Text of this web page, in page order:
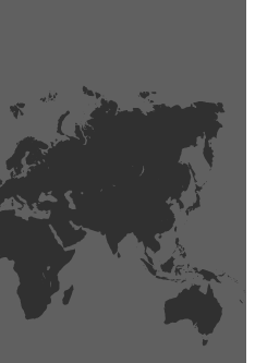
se ha cambiado de lugar.
nuevo.